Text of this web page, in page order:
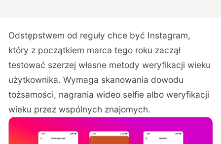
Odstępstwem od reguły chce być Instagram,
który z początkiem marca tego roku zaczął
testować szerzej własne metody weryfikacji wieku
użytkownika. Wymaga skanowania dowodu
tożsamości, nagrania wideo selfie albo weryfikacji
wieku przez wspólnych znajomych.